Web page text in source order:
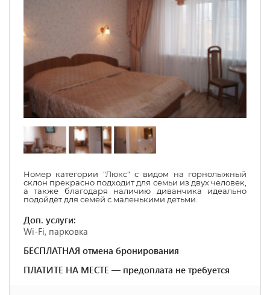
Номер категории "Люкс" с видом на горнолыжный
склон прекрасно подходит для семьи из двух человек,
а также благодаря наличию диванчика идеально
подойдёт для семей с маленькими детьми.
Доп. услуги:
Wi-Fi, парковка
БЕСПЛАТНАЯ отмена бронирования
ПЛАТИТЕ НА МЕСТЕ — предоплата не требуется